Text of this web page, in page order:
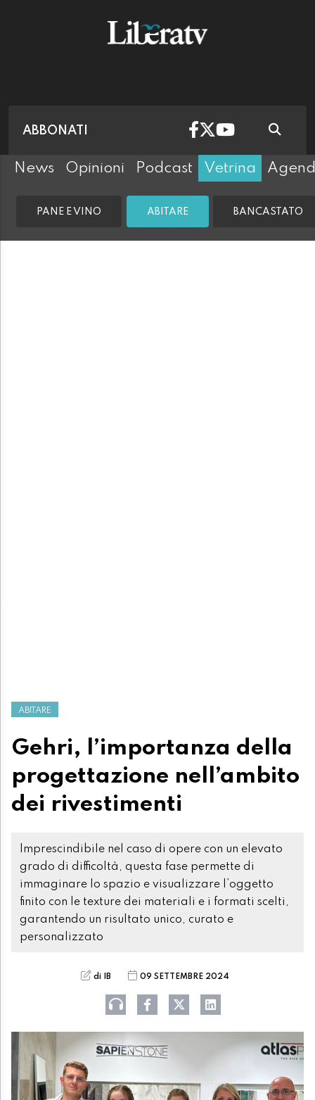
ABBONATI
News Opinioni Podcast Vetrina
PANE E VINO ABITARE BANCASTATO
ABITARE
Gehri, l’importanza della
progettazione nell’ambito
dei rivestimenti
Imprescindibile nel caso di opere con un elevato
grado di difficoltà, questa fase permette di
immaginare lo spazio e visualizzare l’oggetto
finito con le texture dei materiali e i formati scelti,
garantendo un risultato unico, curato e
personalizzato
di IB 09 SETTEMBRE 2024